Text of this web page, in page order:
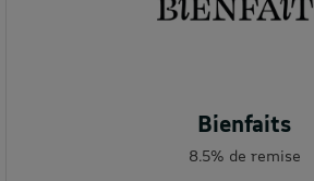
Bienfaits
8.5% de remise